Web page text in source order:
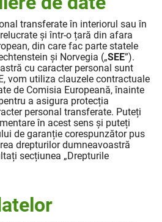
transferate în interiorul sau în
și într-o țară din afara
din care fac parte statele
și Norvegia („SEE”).
cu caracter personal sunt
vom utiliza clauzele contractuale
de Comisia Europeană, înainte
a asigura protecția
personal transferate. Puteți
în acest sens și puteți
de garanție corespunzător pus
drepturilor dumneavoastră
secțiunea „Drepturile